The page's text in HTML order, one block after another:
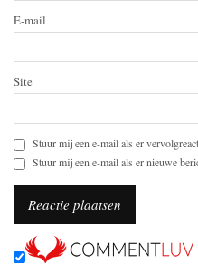
E-mail
Site
Stuur mij een e-mail als er
Stuur mij een e-mail als er nieuwe